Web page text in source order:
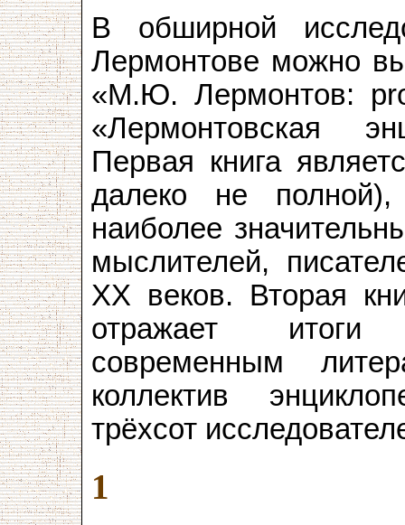
В обширной
Лермонтове можно
«М.Ю. Лермонтов:
«Лермонтовская
Первая книга
далеко не
наиболее
мыслителей,
XX веков. Вторая
отражает итоги
современным
коллектив
трёхсот
1